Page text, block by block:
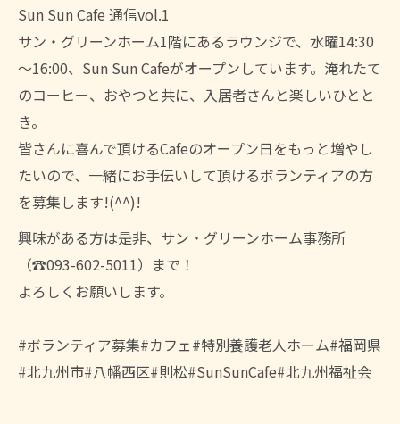
Sun Sun Cafe 通信vol.1
サン・グリーンホーム1階にあるラウンジで、水曜14:30
～16:00、Sun Sun Cafeがオープンしています。淹れたて
のコーヒー、おやつと共に、入居者さんと楽しいひとと
き。
皆さんに喜んで頂けるCafeのオープン日をもっと増やし
たいので、一緒にお手伝いして頂けるボランティアの方
を募集します!(^^)!
興味がある方は是非、サン・グリーンホーム事務所
（☎093-602-5011）まで！
よろしくお願いします。
#ボランティア募集#カフェ#特別養護老人ホーム#福岡県
#北九州市#八幡西区#則松#SunSunCafe#北九州福祉会